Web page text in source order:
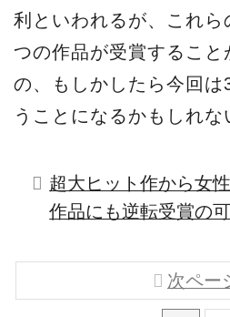
利といわれるが、これら
つの作品が受賞すること
の、もしかしたら今回は
うことになるかもしれな
超大ヒット作から女
作品にも逆転受賞の
次ペー